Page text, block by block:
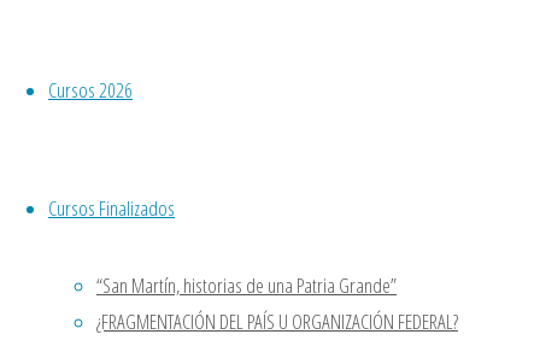
Cursos 2026
Cursos Finalizados
“San Martín, historias de una Patria Grande”
¿FRAGMENTACIÓN DEL PAÍS U ORGANIZACIÓN FEDERAL?
colectivos
Cosas”.
Último curso del año “San Martín,